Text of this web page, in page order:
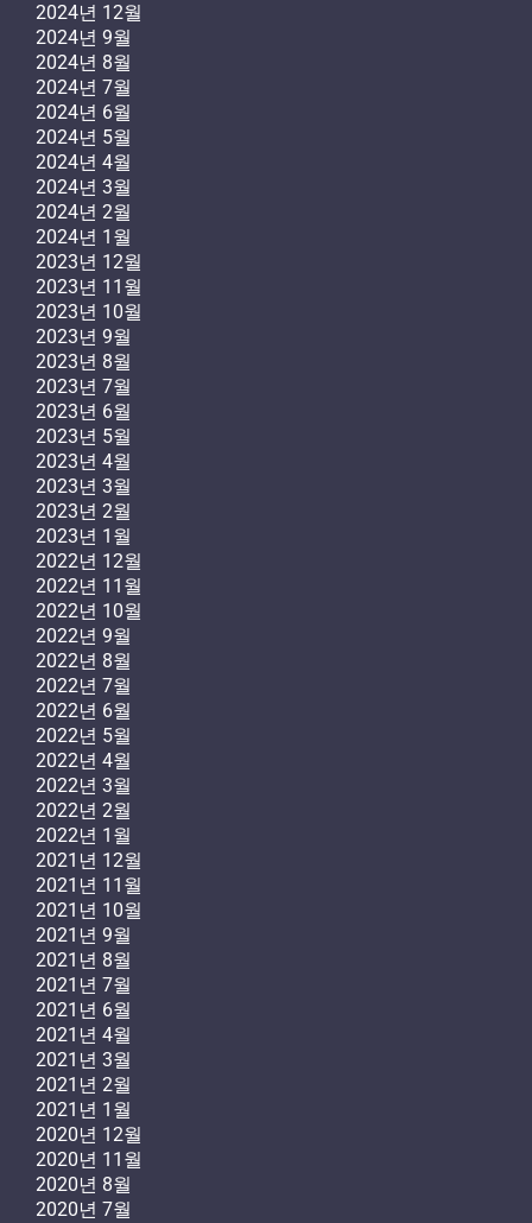
2024년 12월
2024년 9월
2024년 8월
2024년 7월
2024년 6월
2024년 5월
2024년 4월
2024년 3월
2024년 2월
2024년 1월
2023년 12월
2023년 11월
2023년 10월
2023년 9월
2023년 8월
2023년 7월
2023년 6월
2023년 5월
2023년 4월
2023년 3월
2023년 2월
2023년 1월
2022년 12월
2022년 11월
2022년 10월
2022년 9월
2022년 8월
2022년 7월
2022년 6월
2022년 5월
2022년 4월
2022년 3월
2022년 2월
2022년 1월
2021년 12월
2021년 11월
2021년 10월
2021년 9월
2021년 8월
2021년 7월
2021년 6월
2021년 4월
2021년 3월
2021년 2월
2021년 1월
2020년 12월
2020년 11월
2020년 8월
2020년 7월